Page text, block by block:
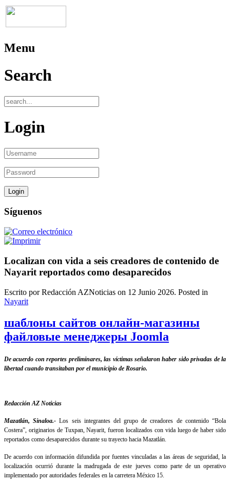
Menu
Search
Login
Síguenos
Localizan con vida a seis creadores de contenido de
Nayarit reportados como desaparecidos
Escrito por Redacción AZNoticias on 12 Junio 2026. Posted in
Nayarit
шаблоны сайтов онлайн-магазины
файловые менеджеры Joomla
De acuerdo con reportes preliminares, las víctimas señalaron haber sido privadas de la
libertad cuando transitaban por el municipio de Rosario.
Redacción AZ Noticias
Mazatlán, Sinaloa.- Los seis integrantes del grupo de creadores de contenido “Bola
Costera”, originarios de Tuxpan, Nayarit, fueron localizados con vida luego de haber sido
reportados como desaparecidos durante su trayecto hacia Mazatlán.
De acuerdo con información difundida por fuentes vinculadas a las áreas de seguridad, la
localización ocurrió durante la madrugada de este jueves como parte de un operativo
implementado por autoridades federales en la carretera México 15.